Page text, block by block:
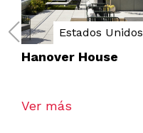
Estados Unidos
Hanover House
Ver más